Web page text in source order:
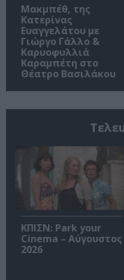
Μακμπέθ, της
Κατερίνας
Ευαγγελάτου με
Γιώργο Γάλλο &
Καρυοφυλλιά
Καραμπέτη στο
Θέατρο Βασιλάκου
ΚΠΙΣΝ: Park your
Cinema – Αύγουστος
2026